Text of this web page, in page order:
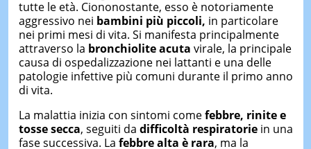
tutte le età. Ciononostante, esso è notoriamente
aggressivo nei bambini più piccoli, in particolare
nei primi mesi di vita. Si manifesta principalmente
attraverso la bronchiolite acuta virale, la principale
causa di ospedalizzazione nei lattanti e una delle
patologie infettive più comuni durante il primo anno
di vita.
La malattia inizia con sintomi comefebbre, rinite e
tosse secca, seguiti da difficoltà respiratoriein una
fase successiva. La febbre alta è rara, ma la